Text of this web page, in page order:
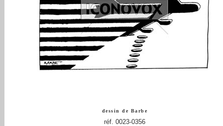
dessin de Barbe
réf. 0023-0356